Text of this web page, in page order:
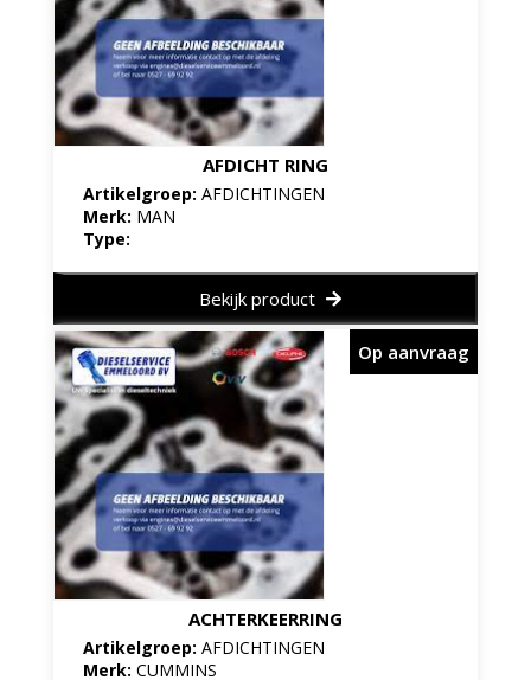
AFDICHT RING
Artikelgroep: AFDICHTINGEN
Merk: MAN
Type:
Bekijk product
ACHTERKEERRING
Artikelgroep: AFDICHTINGEN
Merk: CUMMINS
Op aanvraag